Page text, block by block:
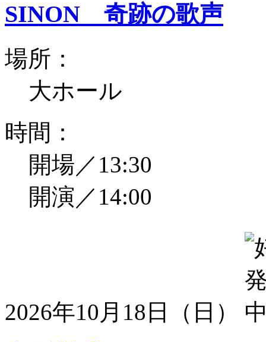
SINON 奇跡の歌声
場所：
大ホール
時間：
開場／13:30
開演／14:00
2026年10月18日（日）